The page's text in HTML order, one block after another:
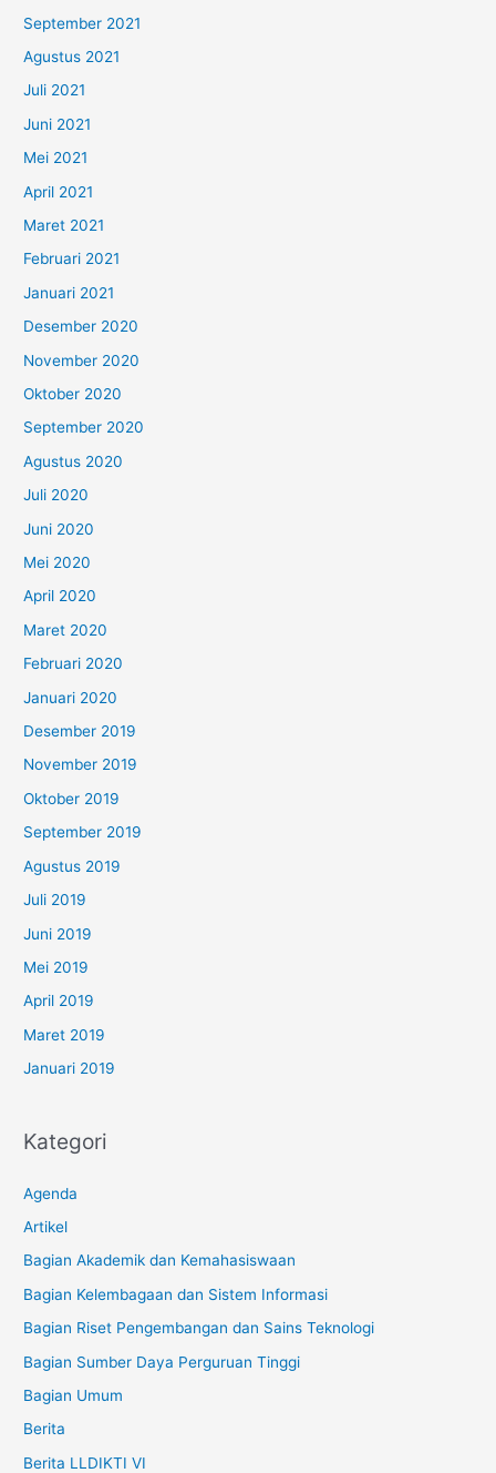
September 2021
Agustus 2021
Juli 2021
Juni 2021
Mei 2021
April 2021
Maret 2021
Februari 2021
Januari 2021
Desember 2020
November 2020
Oktober 2020
September 2020
Agustus 2020
Juli 2020
Juni 2020
Mei 2020
April 2020
Maret 2020
Februari 2020
Januari 2020
Desember 2019
November 2019
Oktober 2019
September 2019
Agustus 2019
Juli 2019
Juni 2019
Mei 2019
April 2019
Maret 2019
Januari 2019
Kategori
Agenda
Artikel
Bagian Akademik dan Kemahasiswaan
Bagian Kelembagaan dan Sistem Informasi
Bagian Riset Pengembangan dan Sains Teknologi
Bagian Sumber Daya Perguruan Tinggi
Bagian Umum
Berita
Berita LLDIKTI VI